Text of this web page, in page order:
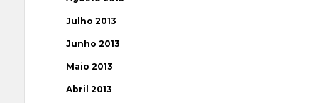
Julho 2013
Junho 2013
Maio 2013
Abril 2013